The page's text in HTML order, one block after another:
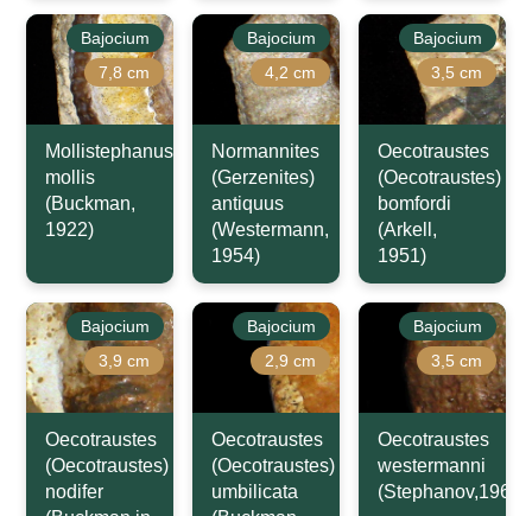
Bajocium
7,8 cm
Mollistephanus
mollis
(Buckman,
1922)
Bajocium
4,2 cm
Normannites
(Gerzenites)
antiquus
(Westermann,
1954)
Bajocium
3,5 cm
Oecotraustes
(Oecotraustes)
bomfordi
(Arkell,
1951)
Bajocium
3,9 cm
Oecotraustes
(Oecotraustes)
nodifer
Bajocium
2,9 cm
Oecotraustes
(Oecotraustes)
umbilicata
Bajocium
3,5 cm
Oecotraustes
westermanni
(Stephanov,1966)